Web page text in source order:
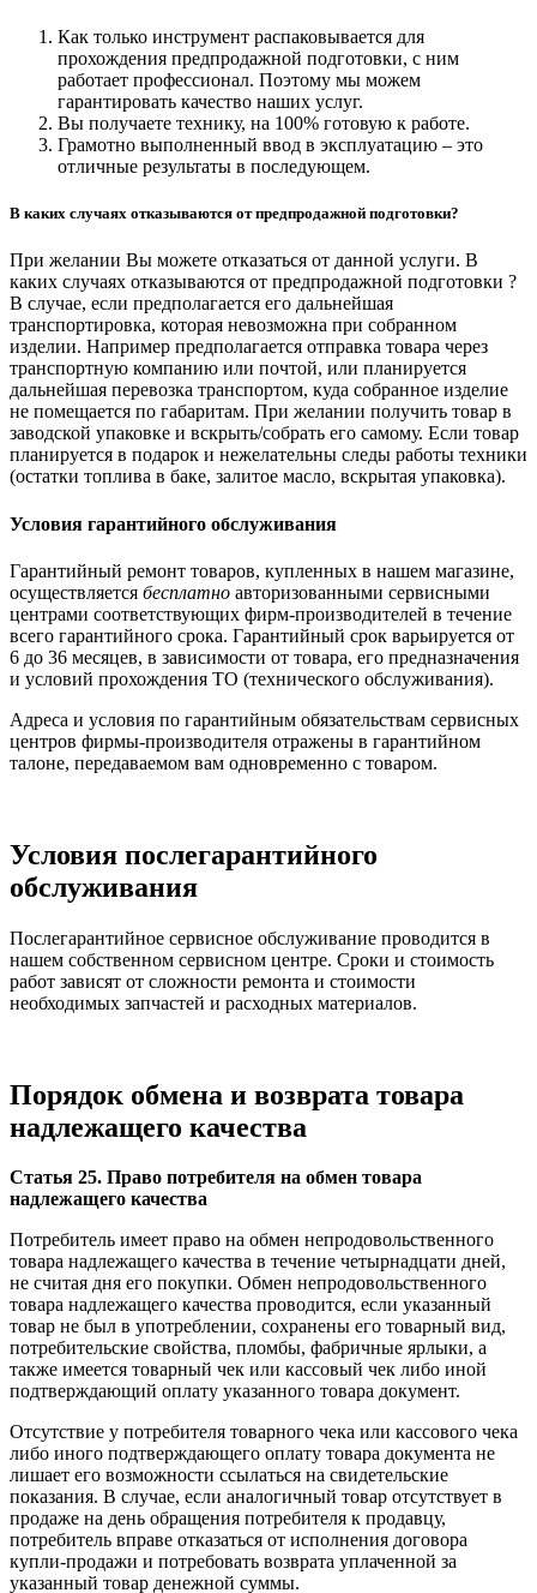
Как только инструмент распаковывается для
прохождения предпродажной подготовки, с ним
работает профессионал. Поэтому мы можем
гарантировать качество наших услуг.
Вы получаете технику, на 100% готовую к работе.
Грамотно выполненный ввод в эксплуатацию – это
отличные результаты в последующем.
В каких случаях отказываются от предпродажной подготовки?
При желании Вы можете отказаться от данной услуги. В
каких случаях отказываются от предпродажной подготовки ?
В случае, если предполагается его дальнейшая
транспортировка, которая невозможна при собранном
изделии. Например предполагается отправка товара через
транспортную компанию или почтой, или планируется
дальнейшая перевозка транспортом, куда собранное изделие
не помещается по габаритам. При желании получить товар в
заводской упаковке и вскрыть/собрать его самому. Если товар
планируется в подарок и нежелательны следы работы техники
(остатки топлива в баке, залитое масло, вскрытая упаковка).
Условия гарантийного обслуживания
Гарантийный ремонт товаров, купленных в нашем магазине,
осуществляется бесплатно авторизованными сервисными
центрами соответствующих фирм-производителей в течение
всего гарантийного срока. Гарантийный срок варьируется от
6 до 36 месяцев, в зависимости от товара, его предназначения
и условий прохождения ТО (технического обслуживания).
Адреса и условия по гарантийным обязательствам сервисных
центров фирмы-производителя отражены в гарантийном
талоне, передаваемом вам одновременно с товаром.
Условия послегарантийного
обслуживания
Послегарантийное сервисное обслуживание проводится в
нашем собственном сервисном центре. Сроки и стоимость
работ зависят от сложности ремонта и стоимости
необходимых запчастей и расходных материалов.
Порядок обмена и возврата товара
надлежащего качества
Статья 25. Право потребителя на обмен товара
надлежащего качества
Потребитель имеет право на обмен непродовольственного
товара надлежащего качества в течение четырнадцати дней,
не считая дня его покупки. Обмен непродовольственного
товара надлежащего качества проводится, если указанный
товар не был в употреблении, сохранены его товарный вид,
потребительские свойства, пломбы, фабричные ярлыки, а
также имеется товарный чек или кассовый чек либо иной
подтверждающий оплату указанного товара документ.
Отсутствие у потребителя товарного чека или кассового чека
либо иного подтверждающего оплату товара документа не
лишает его возможности ссылаться на свидетельские
показания. В случае, если аналогичный товар отсутствует в
продаже на день обращения потребителя к продавцу,
потребитель вправе отказаться от исполнения договора
купли-продажи и потребовать возврата уплаченной за
указанный товар денежной суммы.